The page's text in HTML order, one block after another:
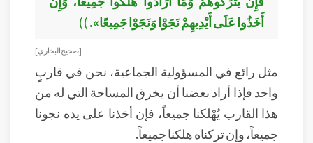
أَخَذُوا عَلَى أَيْدِيهِمْ نَجَوْا وَنَجَوْا جَمِيعًا».))
[ صحيح البخاري ]
مثل رائع في المسؤولية الجماعية، نحن في قاربٍ
واحد فإذا أراد بعضنا أن يخرق المساحة التي له من
هذا القارب يُهْلكنا جميعاً، فإن أخذنا على يده نجونا
جميعاً، وإن تركناه هلكنا جميعاً.